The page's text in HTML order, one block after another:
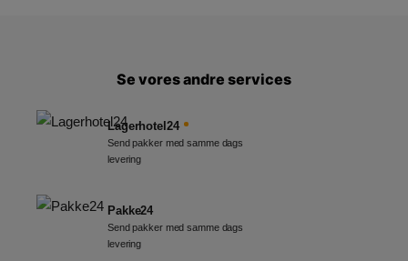
Se vores andre services
Lagerhotel24
Send pakker med samme dags
levering
Pakke24
Send pakker med samme dags
levering